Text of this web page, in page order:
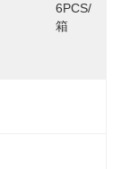
6PCS/
箱